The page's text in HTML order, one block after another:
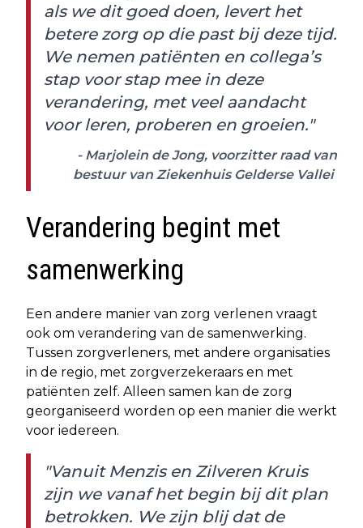
als we dit goed doen, levert het
betere zorg op die past bij deze tijd.
We nemen patiënten en collega’s
stap voor stap mee in deze
verandering, met veel aandacht
voor leren, proberen en groeien."
- Marjolein de Jong, voorzitter raad van
bestuur van Ziekenhuis Gelderse Vallei
Verandering begint met
samenwerking
Een andere manier van zorg verlenen vraagt
ook om verandering van de samenwerking.
Tussen zorgverleners, met andere organisaties
in de regio, met zorgverzekeraars en met
patiënten zelf. Alleen samen kan de zorg
georganiseerd worden op een manier die werkt
voor iedereen.
"Vanuit Menzis en Zilveren Kruis
zijn we vanaf het begin bij dit plan
betrokken. We zijn blij dat de